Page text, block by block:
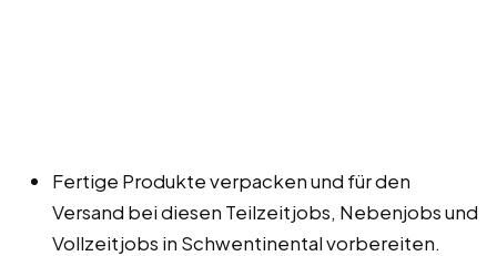
Fertige Produkte verpacken und für den
Versand bei diesen Teilzeitjobs, Nebenjobs und
Vollzeitjobs in Schwentinental vorbereiten.